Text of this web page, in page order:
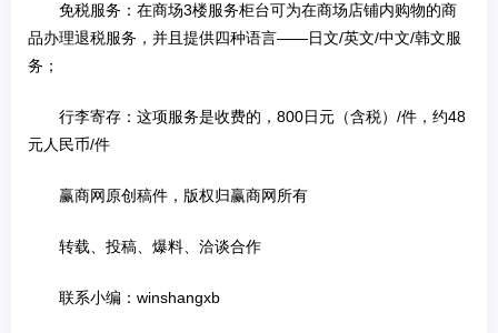
免税服务：在商场3楼服务柜台可为在商场店铺内购物的商
品办理退税服务，并且提供四种语言——日文/英文/中文/韩文服
务；
行李寄存：这项服务是收费的，800日元（含税）/件，约48
元人民币/件
赢商网原创稿件，版权归赢商网所有
转载、投稿、爆料、洽谈合作
联系小编：winshangxb